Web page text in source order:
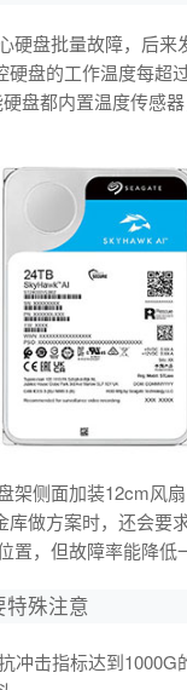
硬盘批量故障，后来
盘的工作温度每超
盘都内置温度传感
架侧面加装12cm风
做方案时，还会要
置，但故障率能降低
特殊注意
冲击指标达到1000G